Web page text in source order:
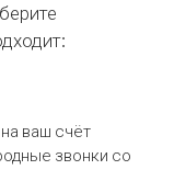
ваш счёт
звонки со